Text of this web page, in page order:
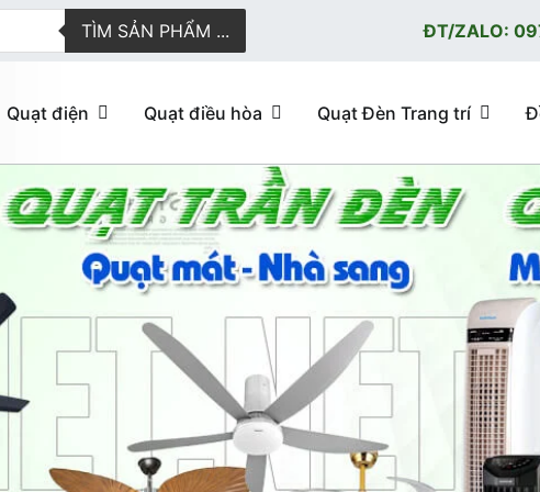
TÌM SẢN PHẨM ... ĐT/ZALO:
tuyến giao hàng nhanh
hòa, quạt trần đèn trang trí, đèn trang trí chính Hãng, loại tốt,
Quạt điện Quạt điều hòa Quạt Đèn Trang trí